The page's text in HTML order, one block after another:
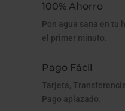
100% Ahorro
Pon agua sana en tu
el primer minuto.
Pago Fácil
Tarjeta,
Pago aplazado.